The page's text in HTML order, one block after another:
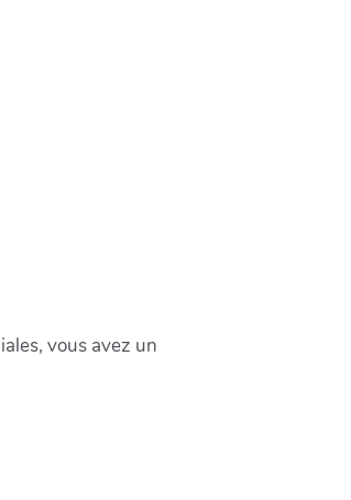
vous avez un